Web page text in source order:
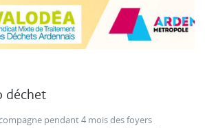
déchet
pendant 4 mois des foyers